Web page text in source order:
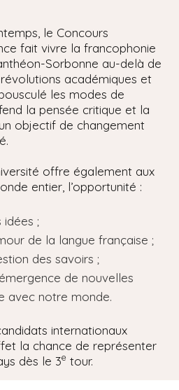
le Concours
fait vivre la francophonie
Sorbonne au-delà de
académiques et
les modes de
la pensée critique et la
objectif de changement
offre également aux
entier, l’opportunité :
;
de la langue française ;
des savoirs ;
de nouvelles
avec notre monde.
internationaux
la chance de représenter
dès le 3e tour.